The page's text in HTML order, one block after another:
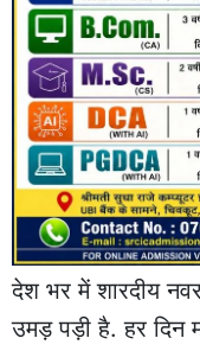
देश भर में शारदीय
उमड़ पड़ी है. हर दिन